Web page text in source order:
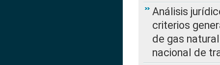
Análisis
criterios
de gas
nacional de